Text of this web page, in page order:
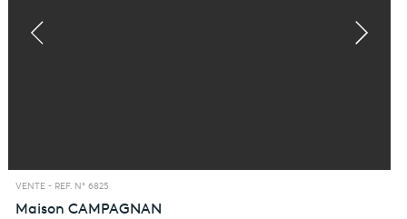
VENTE - REF. N° 6825
Maison CAMPAGNAN